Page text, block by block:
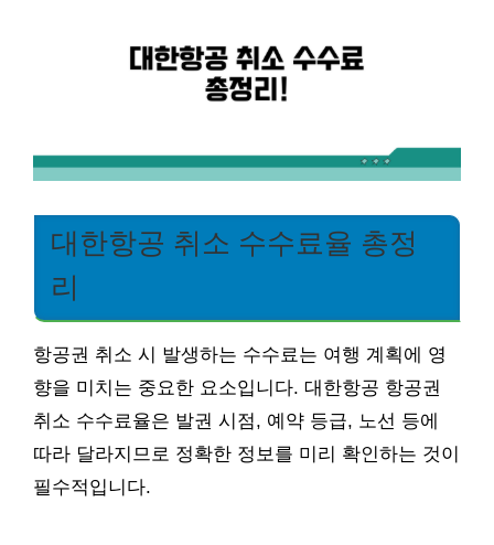
대한항공 취소 수수료율 총정
리
항공권 취소 시 발생하는 수수료는 여행 계획에 영
향을 미치는 중요한 요소입니다. 대한항공 항공권
취소 수수료율은 발권 시점, 예약 등급, 노선 등에
따라 달라지므로 정확한 정보를 미리 확인하는 것이
필수적입니다.